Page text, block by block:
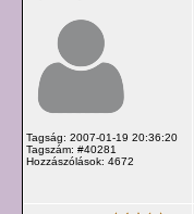
Tagság: 2007-01-19 20:36:20
Tagszám: #40281
Hozzászólások: 4672